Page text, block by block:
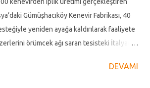
erkek kenevirlerde dişilere göre daha
usareli olan kenevir sapları,
Sapın kesiti, hipokot...
kenevirden iplik üretimi gerçekleştiren
Gümüşhacıköy Kenevir Fabrikası, 40
yeniden ayağa kaldırılarak faaliyete
örümcek ağı saran tesisteki İtalyan
kaynakla ekonomiye kazandırıldı.
DEVAMI